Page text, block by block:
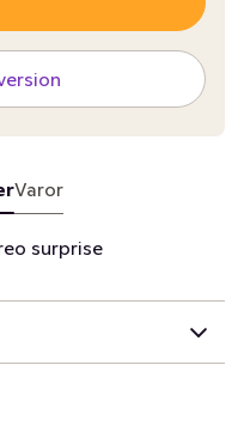
Varor
surprise